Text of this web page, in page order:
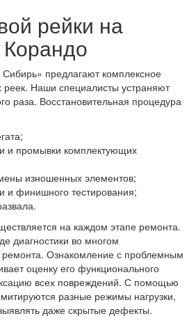
рейки на
предлагают комплексное
реек. Наши специалисты устраняют
раза. Восстановительная процедура
и промывки комплектующих
изношенных элементов;
и финишного тестирования;
на каждом этапе ремонта.
диагностики во многом
ремонта. Ознакомление с проблемным
оценку его функционального
всех повреждений. С помощью
разные режимы нагрузки,
даже скрытые дефекты.